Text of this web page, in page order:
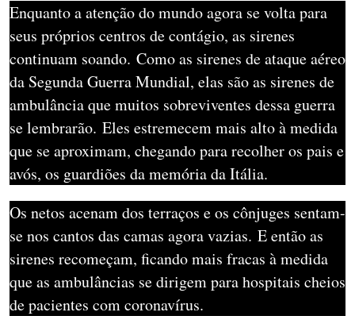
Enquanto a atenção do mundo agora se volta para
seus próprios centros de contágio, as sirenes
continuam soando. Como as sirenes de ataque aéreo
da Segunda Guerra Mundial, elas são as sirenes de
ambulância que muitos sobreviventes dessa guerra
se lembrarão. Eles estremecem mais alto à medida
que se aproximam, chegando para recolher os pais e
avós, os guardiões da memória da Itália.
Os netos acenam dos terraços e os cônjuges sentam-
se nos cantos das camas agora vazias. E então as
sirenes recomeçam, ficando mais fracas à medida
que as ambulâncias se dirigem para hospitais cheios
de pacientes com coronavírus.